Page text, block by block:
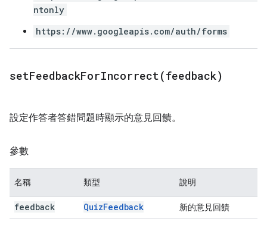
ntonly
https://www.googleapis.com/auth/forms
setFeedbackForIncorrect(feedback)
設定作答者答錯問題時顯示的意見回饋。
參數
名稱 類型 說明
feedback QuizFeedback 新的意見回饋